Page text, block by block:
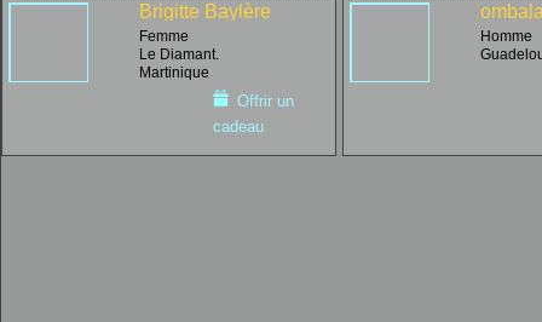
Brigitte Baylère
Femme
Le Diamant.
Martinique
Offrir un
cadeau
Homme